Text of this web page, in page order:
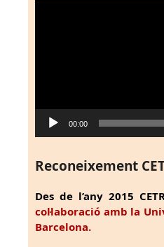
00:00
Reconeixement
Des de l’any 2015
col·laboració amb la
Barcelona.